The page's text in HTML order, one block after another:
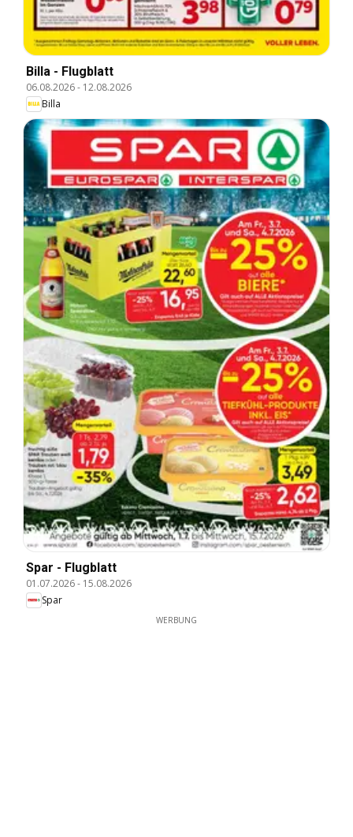
Billa - Flugblatt
06.08.2026- 12.08.2026
Billa
Spar - Flugblatt
01.07.2026- 15.08.2026
Spar
WERBUNG